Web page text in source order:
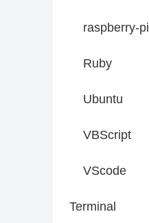
raspberry-pi
Ruby
Ubuntu
VBScript
VScode
Terminal